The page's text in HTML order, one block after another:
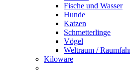
Fische und Wasser
Hunde
Katzen
Schmetterlinge
Vögel
Weltraum /
Kiloware